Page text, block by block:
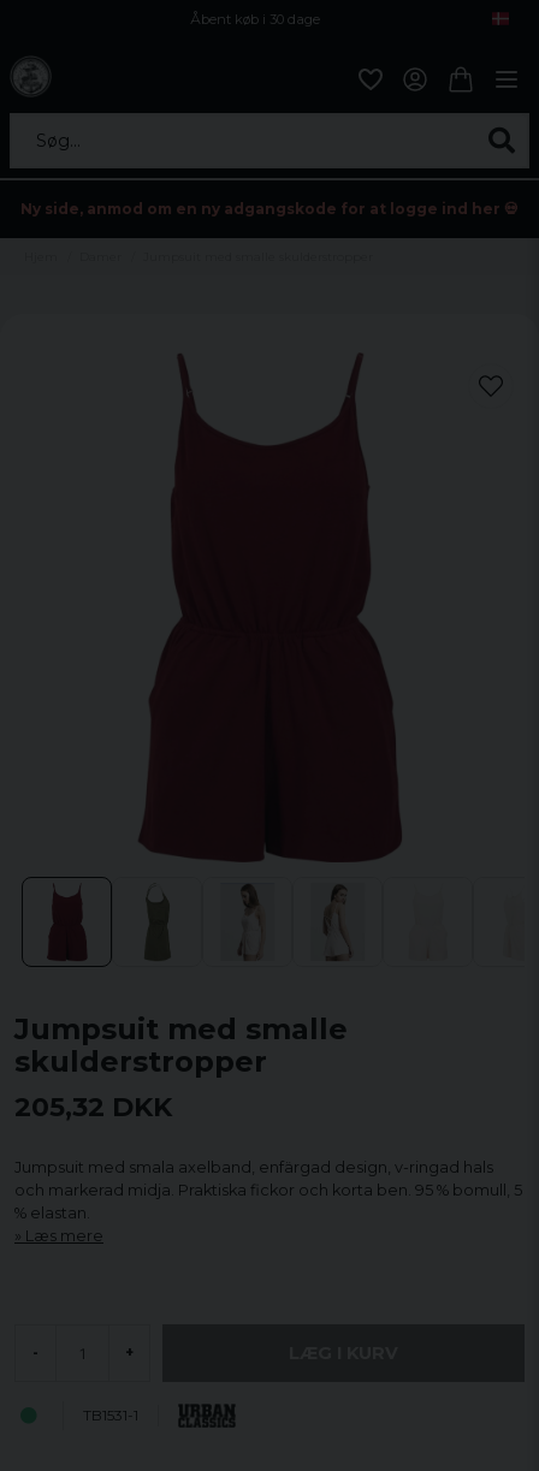
Åbent køb i 30 dage
Søg...
Ny side, anmod om en ny adgangskode for at logge ind her 💀
Jumpsuit med smalle
skulderstropper
205,32 DKK
Jumpsuit med smala axelband, enfärgad design, v-ringad hals
och markerad midja. Praktiska fickor och korta ben. 95 % bomull, 5
% elastan.
Læs mere
- +
TB1531-1